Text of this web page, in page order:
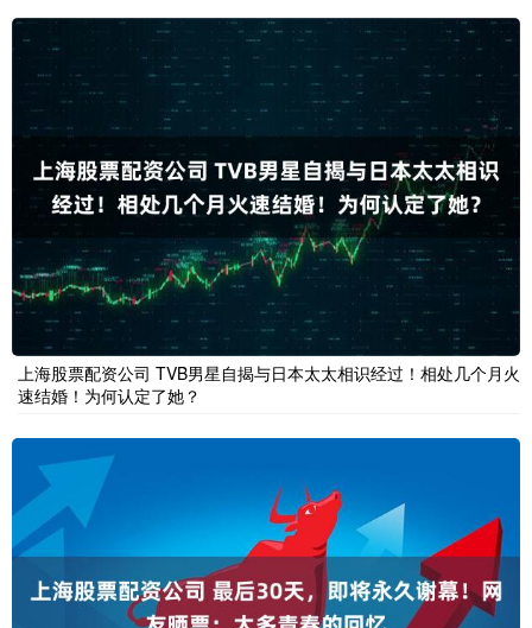
上海股票配资公司 TVB男星自揭与日本太太相识经过！相处几个月火
速结婚！为何认定了她？